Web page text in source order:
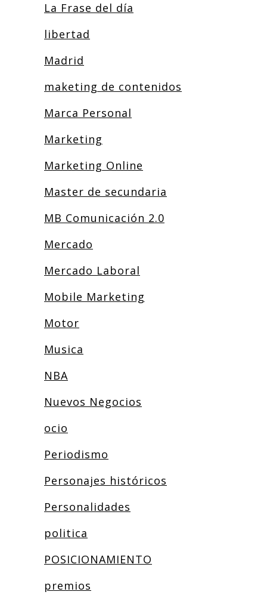
La Frase del día
libertad
Madrid
maketing de contenidos
Marca Personal
Marketing
Marketing Online
Master de secundaria
MB Comunicación 2.0
Mercado
Mercado Laboral
Mobile Marketing
Motor
Musica
NBA
Nuevos Negocios
ocio
Periodismo
Personajes históricos
Personalidades
politica
POSICIONAMIENTO
premios